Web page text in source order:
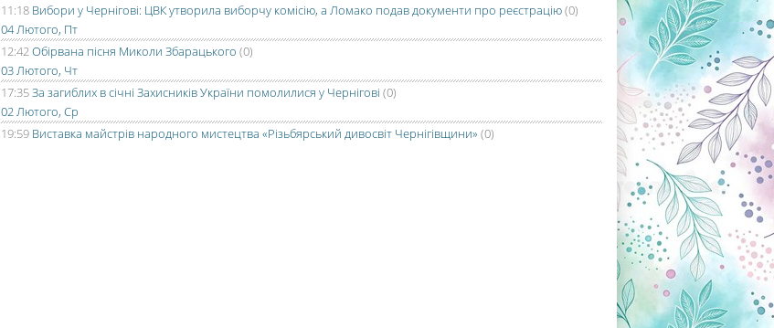
11:18 Вибори у Чернігові: ЦВК утворила виборчу комісію, а Ломако подав документи про реєстрацію(0)
04 Лютого, Пт
12:42Обірвана пісня Миколи Збарацького (0)
03 Лютого, Чт
17:35За загиблих в січні Захисників України помолилися у Чернігові (0)
02 Лютого, Ср
19:59 Виставка майстрів народного мистецтва «Різьбярський дивосвіт Чернігівщини» (0)